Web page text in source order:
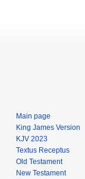
Main page
King James Version
KJV 2023
Textus Receptus
Old Testament
New Testament